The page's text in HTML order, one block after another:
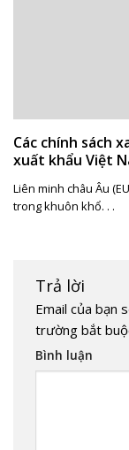
Các chính sách
xuất khẩu Việt
Liên minh châu Âu
trong khuôn khổ. . .
Trả lời
Email của bạn
trường bắt
Bình luận